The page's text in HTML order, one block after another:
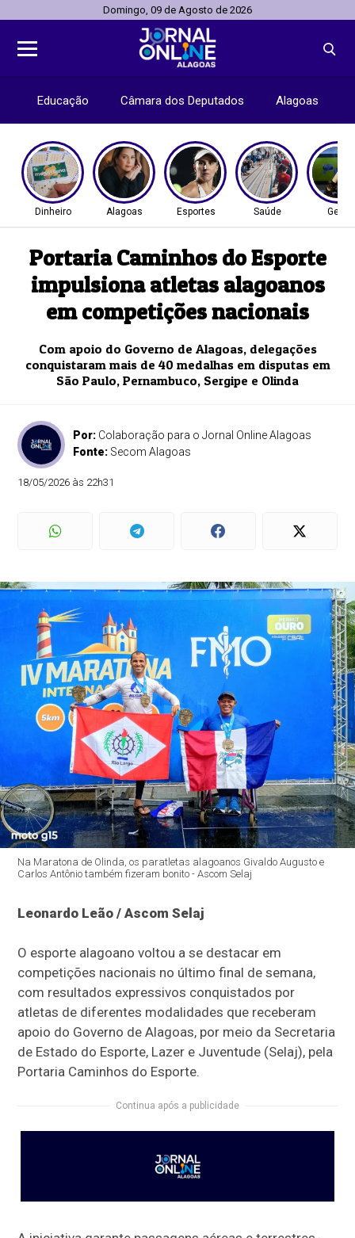
Domingo, 09 de Agosto de 2026
Educação Câmara dos Deputados Alagoas
Dinheiro Alagoas Esportes Saúde Geral
Portaria Caminhos do Esporte
impulsiona atletas alagoanos
em competições nacionais
Com apoio do Governo de Alagoas, delegações
conquistaram mais de 40 medalhas em disputas em
São Paulo, Pernambuco, Sergipe e Olinda
Por: Colaboração para o Jornal Online Alagoas
Fonte: Secom Alagoas
18/05/2026 às 22h31
Na Maratona de Olinda, os paratletas alagoanos Givaldo Augusto e
Carlos Antônio também fizeram bonito - Ascom Selaj
Leonardo Leão / Ascom Selaj
O esporte alagoano voltou a se destacar em
competições nacionais no último final de semana,
com resultados expressivos conquistados por
atletas de diferentes modalidades que receberam
apoio do Governo de Alagoas, por meio da Secretaria
de Estado do Esporte, Lazer e Juventude (Selaj), pela
Portaria Caminhos do Esporte.
Continua após a publicidade